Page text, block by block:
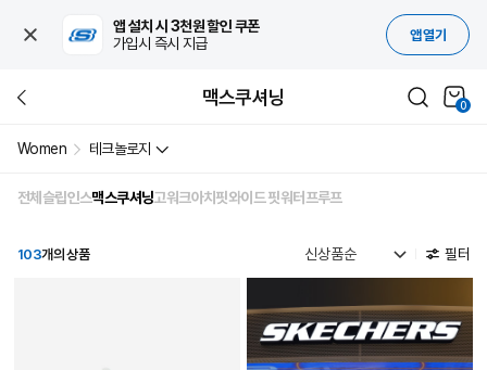
앱 설치 시 3천원 할인 쿠폰
가입시 즉시 지급
앱 열기
맥스쿠셔닝 0
Women 테크놀로지
전체 슬립인스맥스쿠셔닝고워크아치핏와이드 핏워터프루프
103개의 상품 필터